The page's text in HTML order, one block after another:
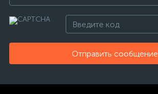
Отправить сообщение